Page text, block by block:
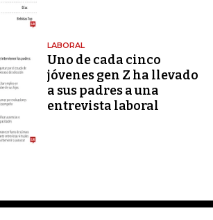
LABORAL
Uno de cada cinco
jóvenes gen Z ha llevado
a sus padres a una
entrevista laboral